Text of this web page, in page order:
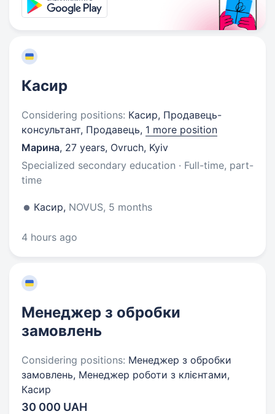
Касир
Considering positions: Касир, Продавець-
консультант, Продавець, 1 more position
Марина, 27 years, Ovruch, Kyiv
Specialized secondary education · Full-time, part-
time
Касир, NOVUS, 5 months
4 hours ago
Менеджер з обробки
замовлень
Considering positions: Менеджер з обробки
замовлень, Менеджер роботи з клієнтами,
Касир
30 000 UAH